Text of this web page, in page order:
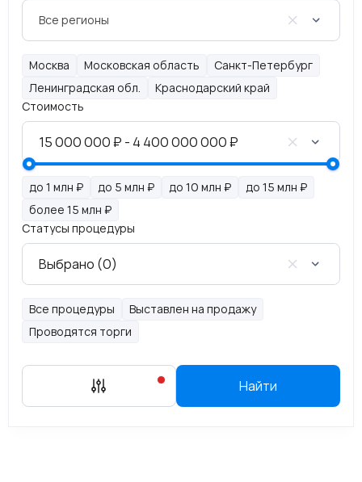
Все регионы
Москва Московская область
Санкт-Петербург
Ленинградская обл.
Краснодарский край
Стоимость
до 1 млн ₽ до 5 млн ₽ до 10 млн ₽
до 15 млн ₽
более 15 млн ₽
Статусы процедуры
Все процедуры
Выставлен на продажу
Проводятся торги
Найти